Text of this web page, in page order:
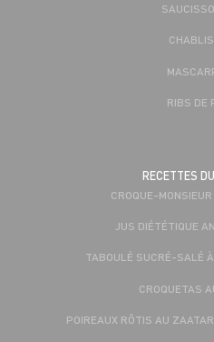
RIBS DE
RECETTES
CROQUE-
JUS DIÉTÉTIQUE
TABOULÉ SUCRÉ-SALÉ
CROQUETAS
POIREAUX RÔTIS AU